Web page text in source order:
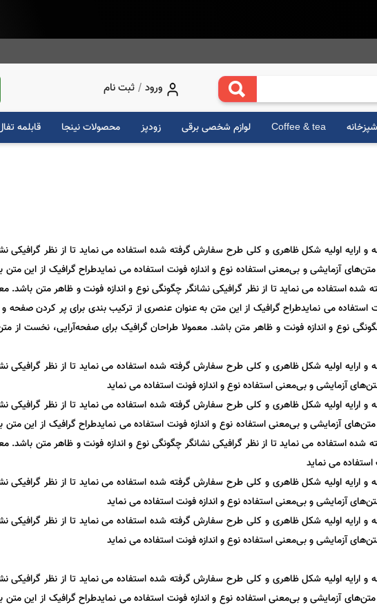
ورود / ثبت نام
Coffee & tea لوازم شخصی برقی زودپز محصولات نینجا قابلمه
ارایه اولیه شکل ظاهری و کلی طرح سفارش گرفته شده استفاده می نماید تا از نظر گرافیکی
آزمایشی و بی‌معنی استفاده نوع و اندازه فونت استفاده می نمایدطراح گرافیک از این متن
استفاده می نماید تا از نظر گرافیکی نشانگر چگونگی نوع و اندازه فونت و ظاهر متن باشد.
می نمایدطراح گرافیک از این متن به عنوان عنصری از ترکیب بندی برای پر کردن صفحه و
نوع و اندازه فونت و ظاهر متن باشد. معمولا طراحان گرافیک برای صفحه‌آرایی، نخست از
ارایه اولیه شکل ظاهری و کلی طرح سفارش گرفته شده استفاده می نماید تا از نظر گرافیکی
آزمایشی و بی‌معنی استفاده نوع و اندازه فونت استفاده می نماید
ارایه اولیه شکل ظاهری و کلی طرح سفارش گرفته شده استفاده می نماید تا از نظر گرافیکی
آزمایشی و بی‌معنی استفاده نوع و اندازه فونت استفاده می نمایدطراح گرافیک از این متن
استفاده می نماید تا از نظر گرافیکی نشانگر چگونگی نوع و اندازه فونت و ظاهر متن باشد.
می نماید
ارایه اولیه شکل ظاهری و کلی طرح سفارش گرفته شده استفاده می نماید تا از نظر گرافیکی
آزمایشی و بی‌معنی استفاده نوع و اندازه فونت استفاده می نماید
ارایه اولیه شکل ظاهری و کلی طرح سفارش گرفته شده استفاده می نماید تا از نظر گرافیکی
آزمایشی و بی‌معنی استفاده نوع و اندازه فونت استفاده می نماید
ارایه اولیه شکل ظاهری و کلی طرح سفارش گرفته شده استفاده می نماید تا از نظر گرافیکی
آزمایشی و بی‌معنی استفاده نوع و اندازه فونت استفاده می نمایدطراح گرافیک از این متن